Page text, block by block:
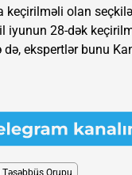
keçirilməli olan
iyunun 28-dək
ekspertlər bunu